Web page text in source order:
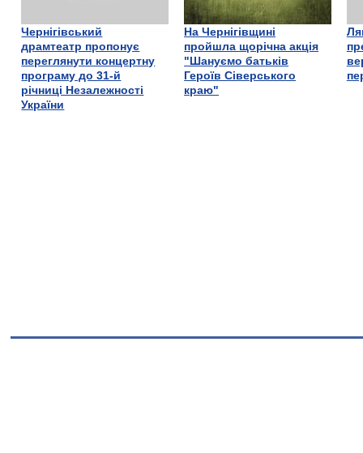
Чернігівський
драмтеатр пропонує
переглянути концертну
програму до 31-й
річниці Незалежності
України
На Чернігівщині
пройшла щорічна акція
"Шануємо батьків
Героїв Сіверського
краю"